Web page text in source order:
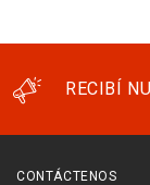
RECIBÍ
CONTÁCTENOS